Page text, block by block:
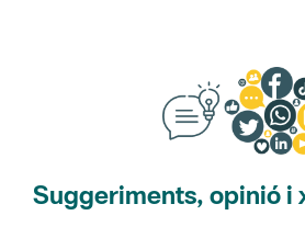
Suggeriments, opinió i